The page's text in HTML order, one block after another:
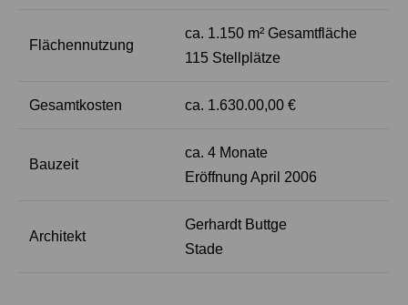
Flächennutzung
ca. 1.150 m² Gesamtfläche
115 Stellplätze
Gesamtkosten ca. 1.630.00,00 €
Bauzeit
ca. 4 Monate
Eröffnung April 2006
Architekt
Gerhardt Buttge
Stade